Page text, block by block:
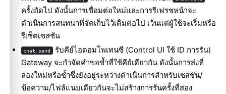
ครั้งถัดไป ดังนั้นการเชื่อมต่อใหม่และการรีเฟรชหน้าจะ
ดำเนินการสนทนาที่จัดเก็บไว้เดิมต่อไป เว้นแต่ผู้ใช้จะเริ่มหรือ
รีเซ็ตเซสชัน
chat.send
รับคีย์ไอดอมโพเทนซี (Control UI ใช้ ID การรัน)
Gateway จะกำจัดคำขอซ้ำที่ใช้คีย์เดียวกัน ดังนั้นการส่งที่
ลองใหม่หรือซ้ำซึ่งยังอยู่ระหว่างดำเนินการสำหรับเซสชัน/
ข้อความ/ไฟล์แนบเดียวกันจะไม่สร้างการรันครั้งที่สอง